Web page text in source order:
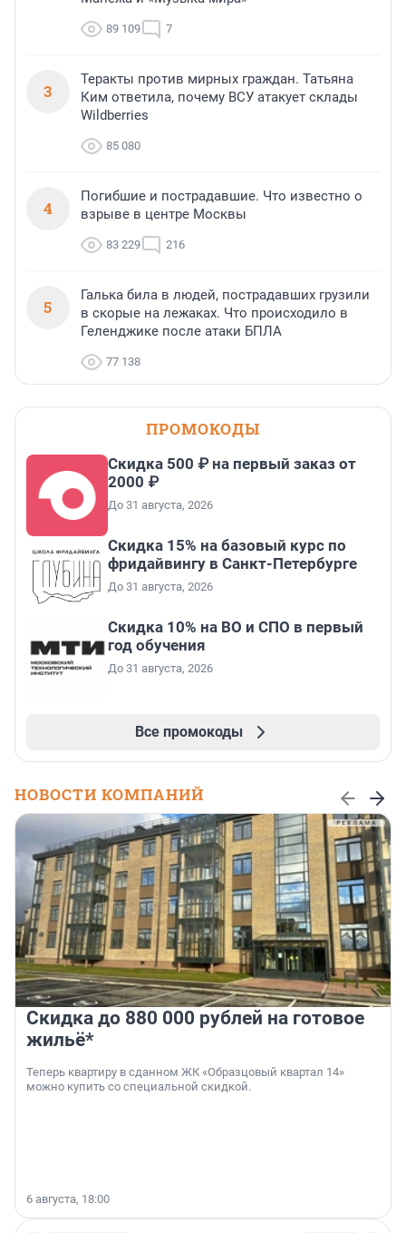
89 109 7
3
Теракты против мирных граждан. Татьяна
Ким ответила, почему ВСУ атакует склады
Wildberries
85 080
4
Погибшие и пострадавшие. Что известно о
взрыве в центре Москвы
83 229 216
5
Галька била в людей, пострадавших грузили
в скорые на лежаках. Что происходило в
Геленджике после атаки БПЛА
77 138
ПРОМОКОДЫ
Скидка 500 ₽ на первый заказ от
2000 ₽
До 31 августа, 2026
Скидка 15% на базовый курс по
фридайвингу в Санкт-Петербурге
До 31 августа, 2026
Скидка 10% на ВО и СПО в первый
год обучения
До 31 августа, 2026
Все промокоды
НОВОСТИ КОМПАНИЙ
Скидка до 880 000 рублей на готовое
жильё*
Теперь квартиру в сданном ЖК «Образцовый квартал 14»
можно купить со специальной скидкой.
6 августа, 18:00